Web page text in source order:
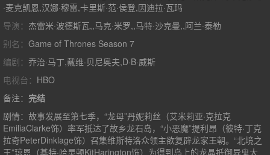
·麦克凯恩,汉娜·穆雷,卡里斯·范·侯登,因迪拉·瓦玛
导演： 杰雷米·波德斯瓦,,马克·米罗,,马特·沙克曼,,阿兰·泰勒
别名： Game of Thrones Season 7
编剧： 乔治·马丁,戴维·贝尼奥夫,D·B·威斯
电视台： HBO
备注： 完结
剧情： 故事发展至第七季，“龙母”丹妮莉丝（艾米莉亚·克拉克
EmiliaClarke饰）率军抵达了故乡龙石岛，“小恶魔”提利昂（彼特·丁克
拉奇PeterDinklage饰）召集维斯特洛众领主欲复辟龙家王朝。“北境之
王”琼恩（基特·哈灵顿KitHarington饰）为得到岛上的龙晶抵御异鬼大